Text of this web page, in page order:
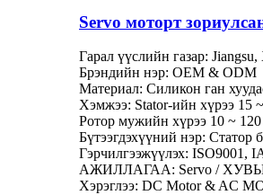
Servo моторт
Гарал үүслийн газар: Jiangsu,
Брэндийн нэр: OEM & ODM
Материал: Силикон ган
Хэмжээ: Stator-ийн хүрээ 15
Ротор мужийн хүрээ 10 ~
Бүтээгдэхүүний нэр: Статор
Гэрчилгээжүүлэх: ISO9001,
АЖИЛЛАГАА: Servo /
Хэрэглээ: DC Motor & AC